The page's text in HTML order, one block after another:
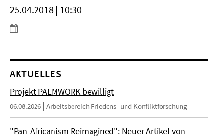
25.04.2018 | 10:30
AKTUELLES
Projekt PALMWORK bewilligt
06.08.2026 Arbeitsbereich Friedens- und Konfliktforschung
"Pan-Africanism Reimagined": Neuer Artikel von